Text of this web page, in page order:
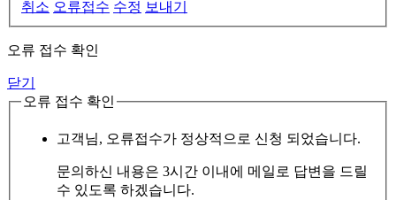
취소 오류접수 수정 보내기
오류 접수 확인
닫기
오류 접수 확인
고객님, 오류접수가 정상적으로 신청 되었습니다.
문의하신 내용은 3시간 이내에 메일로 답변을 드릴
수 있도록 하겠습니다.